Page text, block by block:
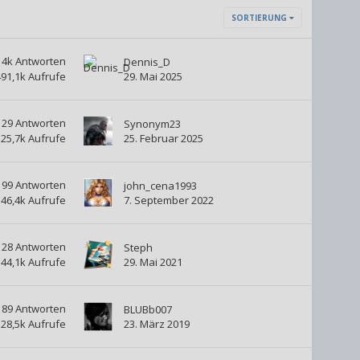
SORTIERUNG
4k Antworten
Aufrufe
Dennis_D
29. Mai 2025
29Antworten
25,7kAufrufe
Synonym23
25. Februar 2025
99Antworten
46,4kAufrufe
john_cena1993
7. September 2022
28Antworten
44,1kAufrufe
Steph
29. Mai 2021
Antworten
28,5kAufrufe
BLUBb007
23. März 2019